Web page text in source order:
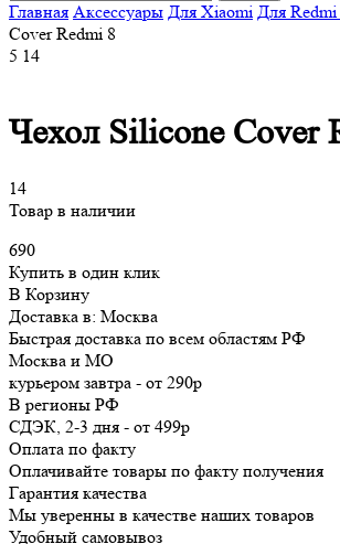
Главная Аксессуары Для Xiaomi Для Redmi
Cover Redmi 8
5 14
Чехол Silicone Cover
14
Товар в наличии
690
Купить в один клик
В Корзину
Доставка в: Москва
Быстрая доставка по всем областям РФ
Москва и МО
курьером завтра - от 290р
В регионы РФ
СДЭК, 2-3 дня - от 499р
Оплата по факту
Оплачивайте товары по факту получения
Гарантия качества
Мы уверенны в качестве наших товаров
Удобный самовывоз